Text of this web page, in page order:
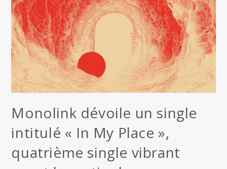
Monolink dévoile un single
intitulé « In My Place »,
quatrième single vibrant